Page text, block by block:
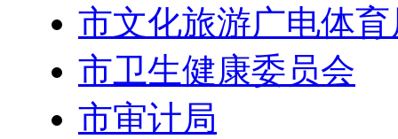
市文化旅游广电体育
市卫生健康委员会
市审计局